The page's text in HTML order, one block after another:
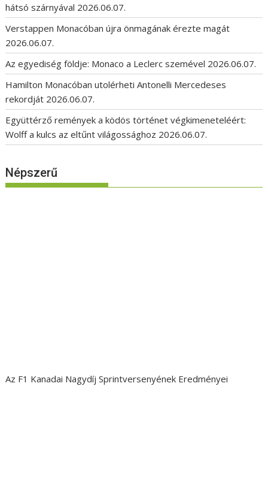
hátsó szárnyával 2026.06.07.
Verstappen Monacóban újra önmagának érezte magát
2026.06.07.
Az egyediség földje: Monaco a Leclerc szemével 2026.06.07.
Hamilton Monacóban utolérheti Antonelli Mercedeses
rekordját 2026.06.07.
Együttérző remények a ködös történet végkimeneteléért:
Wolff a kulcs az eltűnt világossághoz 2026.06.07.
Népszerű
Az F1 Kanadai Nagydíj Sprintversenyének Eredményei